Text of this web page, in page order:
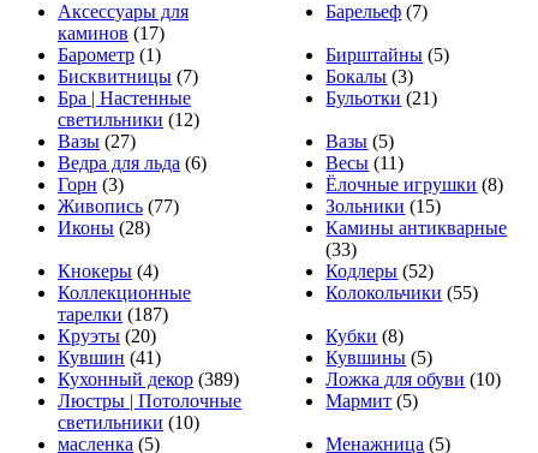
Аксессуары для
каминов (17)
Барельеф (7)
Барометр (1) Бирштайны (5)
Бисквитницы (7) Бокалы (3)
Бра | Настенные
светильники (12)
Бульотки (21)
Вазы (27) Вазы (5)
Ведра для льда (6) Весы (11)
Горн (3) Ёлочные игрушки (8)
Живопись (77) Зольники (15)
Иконы (28)
Камины антикварные
(33)
Кнокеры (4) Кодлеры (52)
Коллекционные
тарелки (187)
Колокольчики (55)
Круэты (20) Кубки (8)
Кувшин (41) Кувшины (5)
Кухонный декор (389) Ложка для обуви (10)
Люстры | Потолочные
светильники (10)
Мармит (5)
масленка (5) Менажница (5)